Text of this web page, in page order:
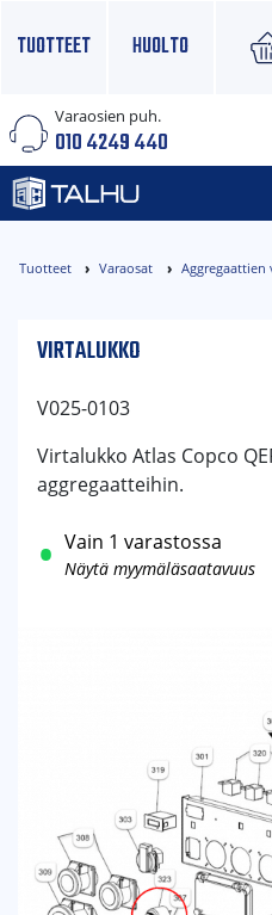
TUOTTEET HUOLTO
Varaosien puh.
010 4249 440
Tuotteet Varaosat Aggregaattien
VIRTALUKKO
V025-0103
Virtalukko Atlas Copco
aggregaatteihin.
Vain 1 varastossa
Näytä myymäläsaatavuus